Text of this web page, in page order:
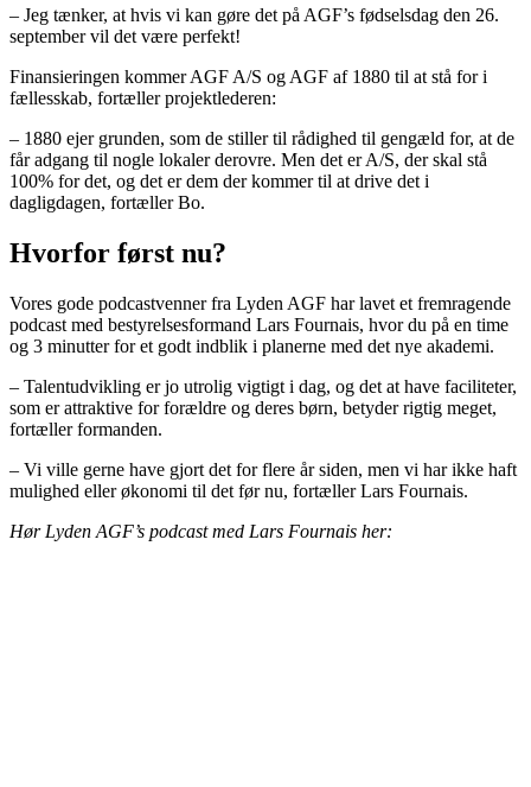
– Jeg tænker, at hvis vi kan gøre det på AGF’s fødselsdag den 26.
september vil det være perfekt!
Finansieringen kommer AGF A/S og AGF af 1880 til at stå for i
fællesskab, fortæller projektlederen:
– 1880 ejer grunden, som de stiller til rådighed til gengæld for, at de
får adgang til nogle lokaler derovre. Men det er A/S, der skal stå
100% for det, og det er dem der kommer til at drive det i
dagligdagen, fortæller Bo.
Hvorfor først nu?
Vores gode podcastvenner fra Lyden AGF har lavet et fremragende
podcast med bestyrelsesformand Lars Fournais, hvor du på en time
og 3 minutter for et godt indblik i planerne med det nye akademi.
– Talentudvikling er jo utrolig vigtigt i dag, og det at have faciliteter,
som er attraktive for forældre og deres børn, betyder rigtig meget,
fortæller formanden.
– Vi ville gerne have gjort det for flere år siden, men vi har ikke haft
mulighed eller økonomi til det før nu, fortæller Lars Fournais.
Hør Lyden AGF’s podcast med Lars Fournais her: